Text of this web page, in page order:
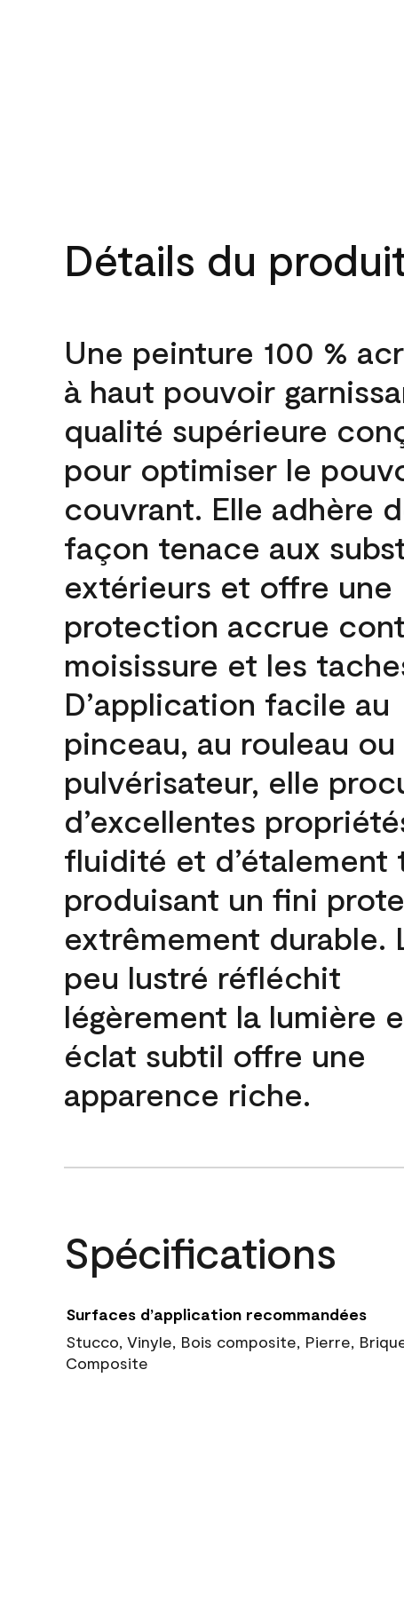
Détails du
Une peinture 100 %
à haut pouvoir
qualité supérieure
pour optimiser le
couvrant. Elle adhère
façon tenace aux
extérieurs et offre une
protection accrue
moisissure et les
D’application facile au
pinceau, au rouleau ou
pulvérisateur, elle
d’excellentes
fluidité et d’étalement
produisant un fini
extrêmement durable.
peu lustré réfléchit
légèrement la lumière
éclat subtil offre une
apparence riche.
Spécifications
Surfaces d’application recommandées
Stucco, Vinyle, Bois composite, Pierre,
Composite